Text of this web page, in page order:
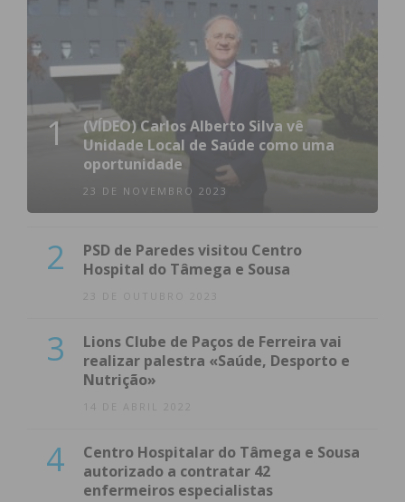
1
(VÍDEO) Carlos Alberto Silva vê
Unidade Local de Saúde como uma
oportunidade
23 DE NOVEMBRO 2023
2
PSD de Paredes visitou Centro
Hospital do Tâmega e Sousa
23 DE OUTUBRO 2023
3
Lions Clube de Paços de Ferreira vai
realizar palestra «Saúde, Desporto e
Nutrição»
14 DE ABRIL 2022
4
Centro Hospitalar do Tâmega e Sousa
autorizado a contratar 42
enfermeiros especialistas